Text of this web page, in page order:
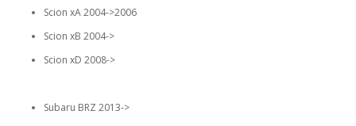
Scion xA 2004->2006
Scion xB 2004->
Scion xD 2008->
Subaru BRZ 2013->